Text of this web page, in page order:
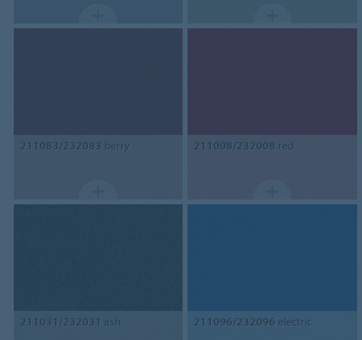
211083/232083 berry 211008/232008 red
211031/232031 ash 211096/232096 electric